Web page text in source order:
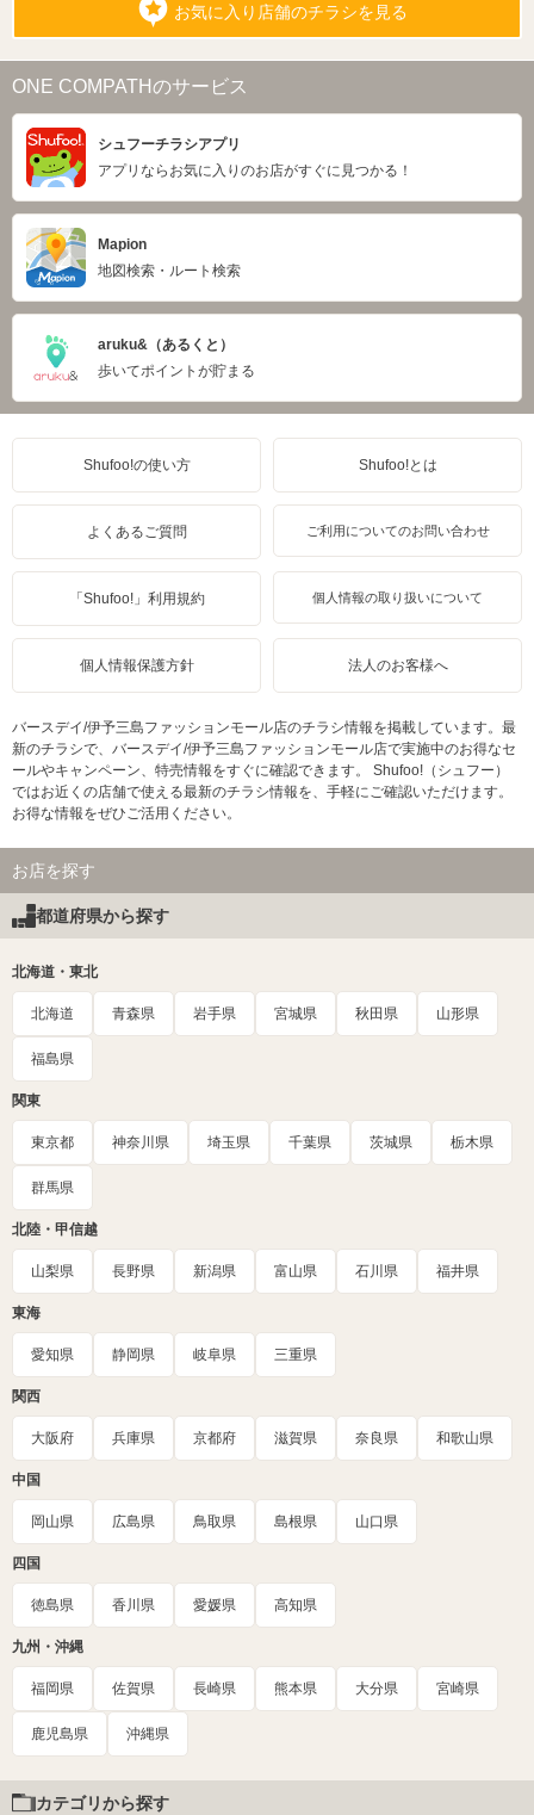
お気に入り店舗のチラシを見る
ONE COMPATHのサービス
シュフーチラシアプリ
アプリならお気に入りのお店がすぐに見つかる！
Mapion
地図検索・ルート検索
aruku&（あるくと）
歩いてポイントが貯まる
Shufoo!の使い方 Shufoo!とは
よくあるご質問 ご利用についてのお問い合わせ
「Shufoo!」利用規約 個人情報の取り扱いについて
個人情報保護方針 法人のお客様へ
バースデイ/伊予三島ファッションモール店のチラシ情報を掲載しています。最
新のチラシで、バースデイ/伊予三島ファッションモール店で実施中のお得なセ
ールやキャンペーン、特売情報をすぐに確認できます。 Shufoo!（シュフー）
ではお近くの店舗で使える最新のチラシ情報を、手軽にご確認いただけます。
お得な情報をぜひご活用ください。
お店を探す
都道府県から探す
北海道・東北
北海道 青森県 岩手県 宮城県 秋田県 山形県
福島県
関東
東京都 神奈川県 埼玉県 千葉県 茨城県 栃木県
群馬県
北陸・甲信越
山梨県 長野県 新潟県 富山県 石川県 福井県
東海
愛知県 静岡県 岐阜県 三重県
関西
大阪府 兵庫県 京都府 滋賀県 奈良県 和歌山県
中国
岡山県 広島県 鳥取県 島根県 山口県
四国
徳島県 香川県 愛媛県 高知県
九州・沖縄
福岡県 佐賀県 長崎県 熊本県 大分県 宮崎県
鹿児島県 沖縄県
カテゴリから探す